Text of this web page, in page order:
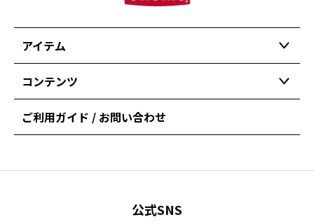
アイテム
コンテンツ
ご利用ガイド / お問い合わせ
公式SNS